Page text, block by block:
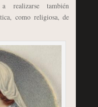
realizarse también
como religiosa, de